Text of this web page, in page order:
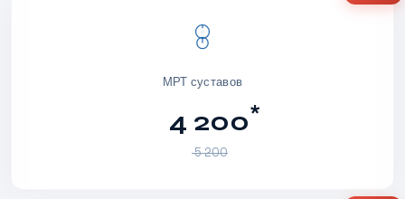
МРТ суставов
4 200*
5 200